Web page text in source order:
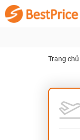
Trang chủ